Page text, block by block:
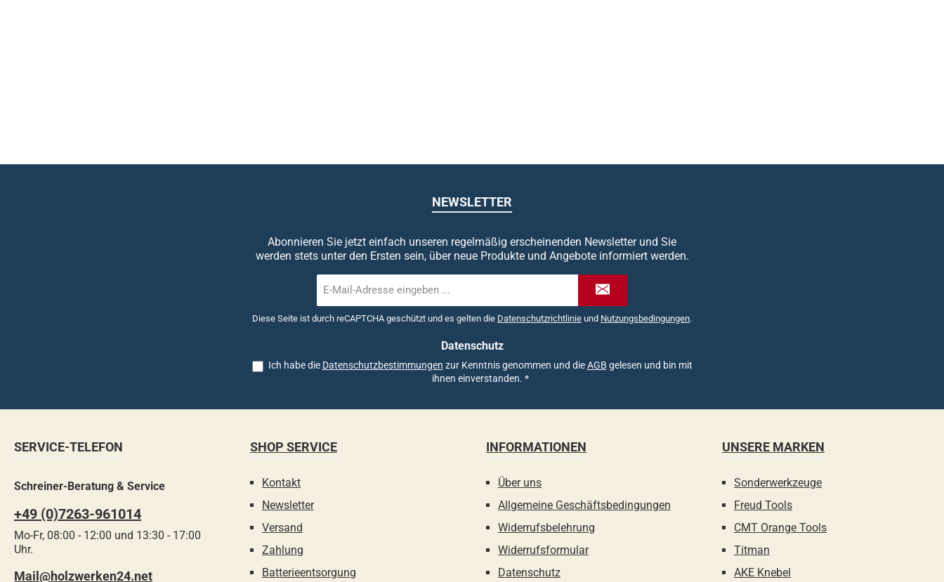
NEWSLETTER
Abonnieren Sie jetzt einfach unseren regelmäßig erscheinenden Newsletter und Sie
werden stets unter den Ersten sein, über neue Produkte und Angebote informiert werden.
Mail-
Diese Seite ist durch reCAPTCHA geschützt und es gelten die Datenschutzrichtlinie und Nutzungsbedingungen.
Datenschutz
Ich habe die Datenschutzbestimmungen zur Kenntnis genommen und dieAGB gelesen und bin mit
ihnen einverstanden. *
SERVICE-TELEFON
Schreiner-Beratung & Service
+49 (0)7263-961014
Mo-Fr, 08:00 - 12:00 und 13:30 - 17:00
Uhr.
Mail@holzwerken24.net
SHOP SERVICE
Kontakt
Newsletter
Versand
Zahlung
Batterieentsorgung
INFORMATIONEN
Über uns
Allgemeine Geschäftsbedingungen
Widerrufsbelehrung
Widerrufsformular
Datenschutz
UNSERE MARKEN
Sonderwerkzeuge
Freud Tools
CMT Orange Tools
Titman
AKE Knebel